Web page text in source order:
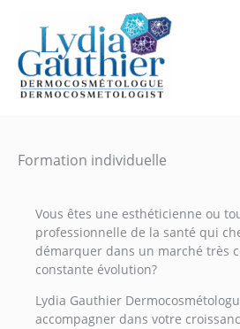
contenu
Formation individuelle
Vous êtes une esthéticienne ou
professionnelle de la santé qui
démarquer dans un marché très
constante évolution?
Lydia Gauthier
accompagner dans votre